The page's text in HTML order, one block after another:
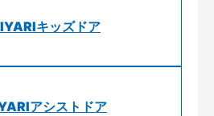
キッズドア
アシストドア